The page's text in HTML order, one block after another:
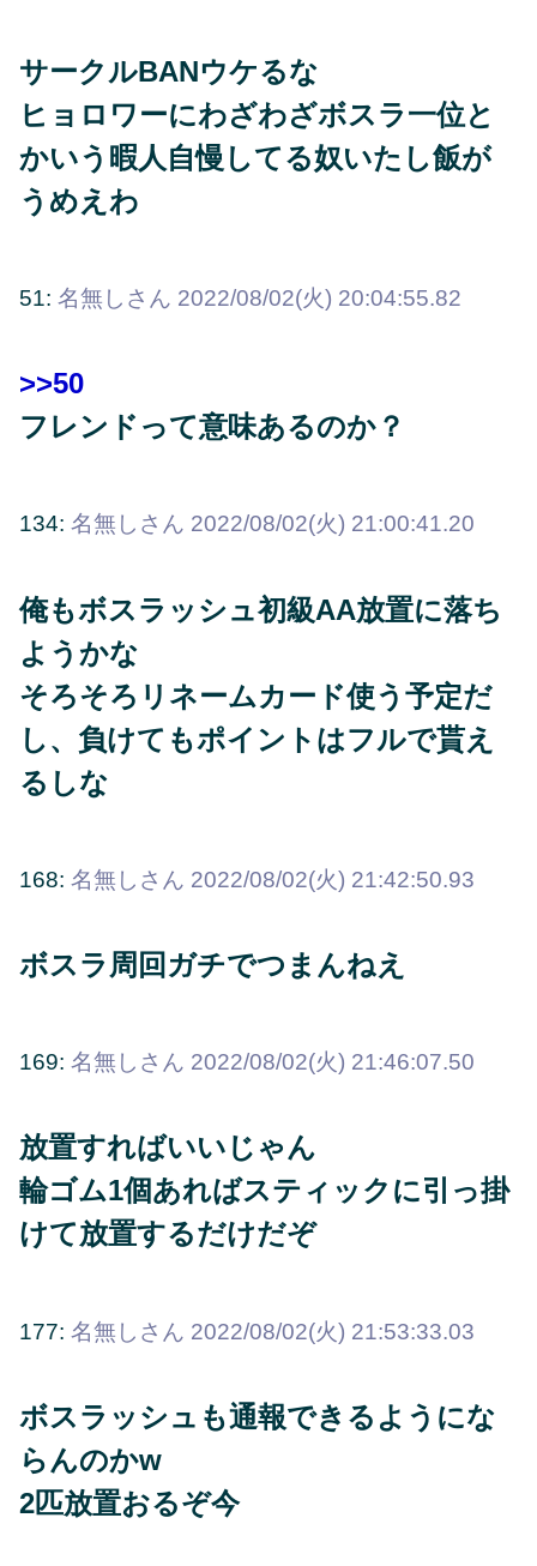
サークルBANウケるな
ヒョロワーにわざわざボスラ一位と
かいう暇人自慢してる奴いたし飯が
うめえわ
51: 名無しさん 2022/08/02(火) 20:04:55.82
>>50
フレンドって意味あるのか？
134: 名無しさん 2022/08/02(火) 21:00:41.20
俺もボスラッシュ初級AA放置に落ち
ようかな
そろそろリネームカード使う予定だ
し、負けてもポイントはフルで貰え
るしな
168: 名無しさん 2022/08/02(火) 21:42:50.93
ボスラ周回ガチでつまんねえ
169: 名無しさん 2022/08/02(火) 21:46:07.50
放置すればいいじゃん
輪ゴム1個あればスティックに引っ掛
けて放置するだけだぞ
177: 名無しさん 2022/08/02(火) 21:53:33.03
ボスラッシュも通報できるようにな
らんのかw
2匹放置おるぞ今